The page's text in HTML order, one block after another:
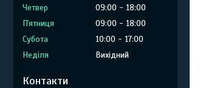
Четвер
09:00
18:00
Пʼятниця
09:00
18:00
Субота
10:00
17:00
Неділя
Вихідний
Контакти